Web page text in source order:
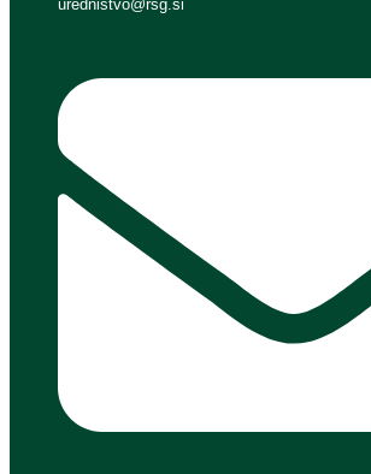
urednistvo@rsg.si